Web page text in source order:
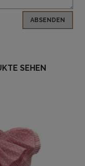
ABSENDEN
SEHEN